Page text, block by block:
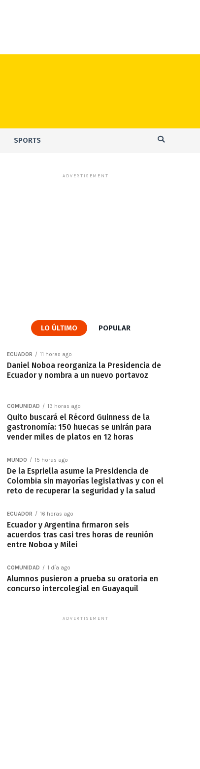
SPORTS
ADVERTISEMENT
LO ÚLTIMO POPULAR
ECUADOR 11 horas ago
Daniel Noboa reorganiza la Presidencia de
Ecuador y nombra a un nuevo portavoz
COMUNIDAD 13 horas ago
Quito buscará el Récord Guinness de la
gastronomía: 150 huecas se unirán para
vender miles de platos en 12 horas
MUNDO 15 horas ago
De la Espriella asume la Presidencia de
Colombia sin mayorías legislativas y con el
reto de recuperar la seguridad y la salud
ECUADOR 16 horas ago
Ecuador y Argentina firmaron seis
acuerdos tras casi tres horas de reunión
entre Noboa y Milei
COMUNIDAD 1 día ago
Alumnos pusieron a prueba su oratoria en
concurso intercolegial en Guayaquil
ADVERTISEMENT